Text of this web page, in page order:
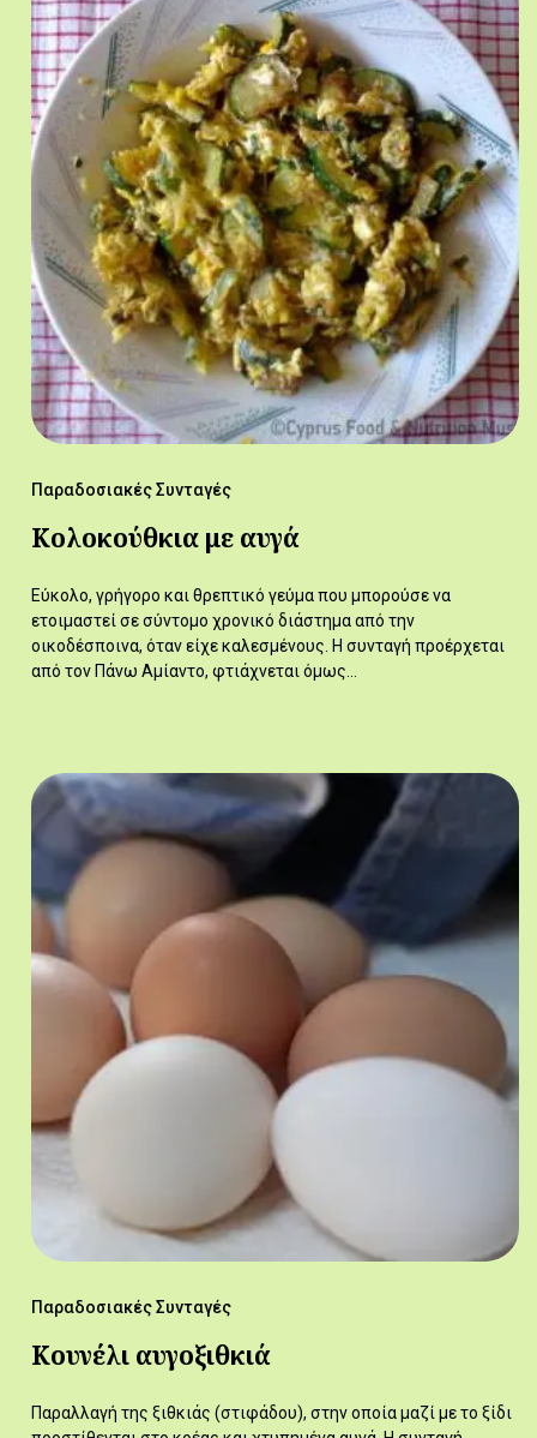
Παραδοσιακές Συνταγές
Κολοκούθκια με αυγά
Εύκολο, γρήγορο και θρεπτικό γεύμα που μπορούσε να
ετοιμαστεί σε σύντομο χρονικό διάστημα από την
οικοδέσποινα, όταν είχε καλεσμένους. Η συνταγή προέρχεται
από τον Πάνω Αμίαντο, φτιάχνεται όμως…
Παραδοσιακές Συνταγές
Κουνέλι αυγοξιθκιά
Παραλλαγή της ξιθκιάς (στιφάδου), στην οποία μαζί με το ξίδι